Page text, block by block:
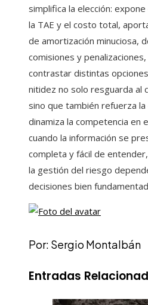
simplifica la elección: expone
la TAE y el costo total,
de amortización minuciosa,
comisiones y
contrastar distintas
nitidez no solo resguarda al
sino que también refuerza la
dinamiza la competencia en
cuando la información se
completa y fácil de
la gestión del riesgo
decisiones bien
Por: Sergio Montalbán
Entradas